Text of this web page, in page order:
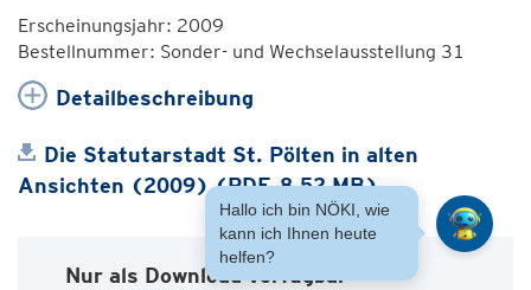
Erscheinungsjahr: 2009
Bestellnummer: Sonder- und Wechselausstellung 31
Detailbeschreibung
Die Statutarstadt St. Pölten in alten
Ansichten (2009) (PDF, 8.52 MB)
Nur als Download verfügbar
Hallo ich bin NÖKI, wie
kann ich Ihnen heute
helfen?